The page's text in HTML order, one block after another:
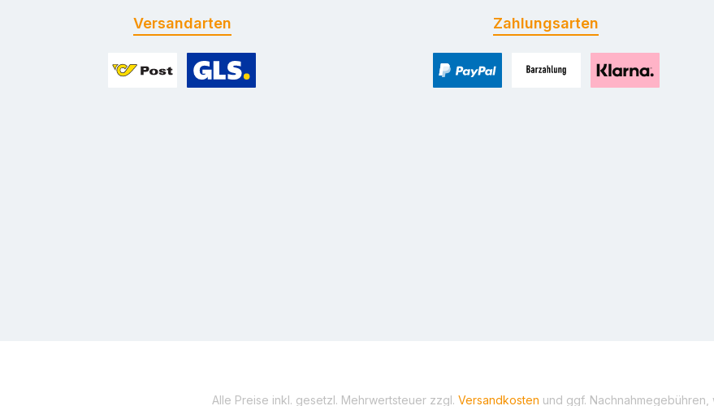
Versandarten Zahlungsarten
Alle Preise inkl. gesetzl. Mehrwertsteuer zzgl. Versandkosten und ggf.